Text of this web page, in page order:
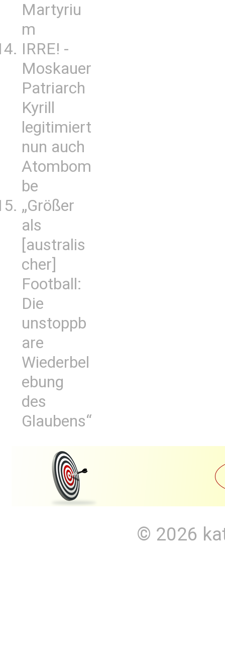
Martyriu
m
IRRE! -
Moskauer
Patriarch
Kyrill
legitimiert
nun auch
Atombom
be
„Größer
als
[australis
cher]
Football:
Die
unstoppb
are
Wiederbel
ebung
des
Glaubens“
© 2026